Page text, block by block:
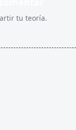
tu teoría.